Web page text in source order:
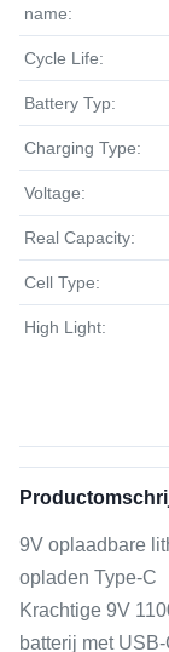
name:
Cycle Life:
Battery Typ:
Charging Type:
Voltage:
Real Capacity:
Cell Type:
High Light:
9V oplaadbare
opladen Type-C
Krachtige 9V
batterij met